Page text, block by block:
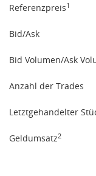
Referenzpreis1
Bid/Ask
Bid Volumen/Ask
Anzahl der Trades
Letztgehandelter
Geldumsatz2